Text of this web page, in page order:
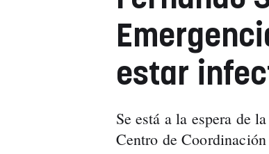
estar
Se está a la espera de
Centro de